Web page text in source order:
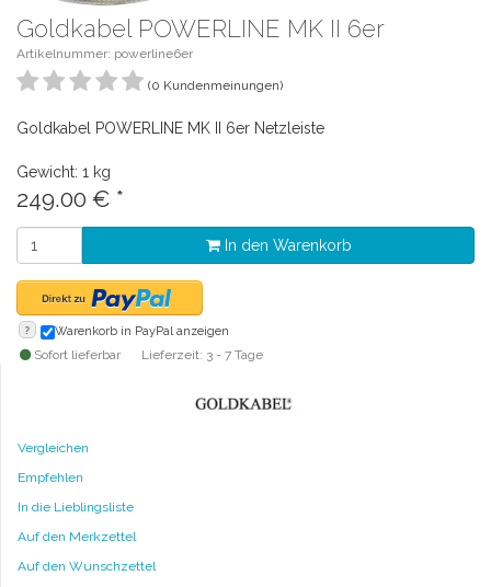
Goldkabel POWERLINE MK II 6er
Artikelnummer: powerline6er
(0 Kundenmeinungen)
Goldkabel POWERLINE MK II 6er Netzleiste
Gewicht: 1 kg
249.00 € *
In den Warenkorb
? Warenkorb in PayPal anzeigen
Sofort lieferbar Lieferzeit: 3 - 7 Tage
Vergleichen
Empfehlen
In die Lieblingsliste
Auf den Merkzettel
Auf den Wunschzettel